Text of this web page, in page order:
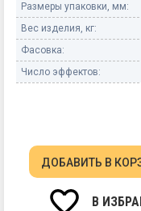
Размеры упаковки, мм:
Вес изделия, кг:
Фасовка:
Число эффектов:
ДОБАВИТЬ В
В